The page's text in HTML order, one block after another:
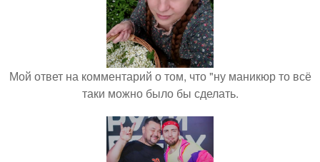
Мой ответ на комментарий о том, что "ну маникюр то всё
таки можно было бы сделать.